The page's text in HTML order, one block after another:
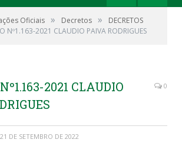
Oficiais » Decretos »
DECRETOS
Nº1.163-2021 CLAUDIO PAIVA RODRIGUES
2021 CLAUDIO
0
21 DE SETEMBRO DE 2022